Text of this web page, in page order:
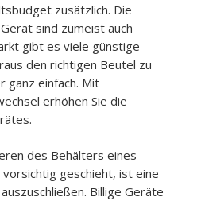
zusätzlich. Die
sind zumeist auch
gibt es viele günstige
den richtigen Beutel zu
ganz einfach. Mit
erhöhen Sie die
des Behälters eines
geschieht, ist eine
Billige Geräte